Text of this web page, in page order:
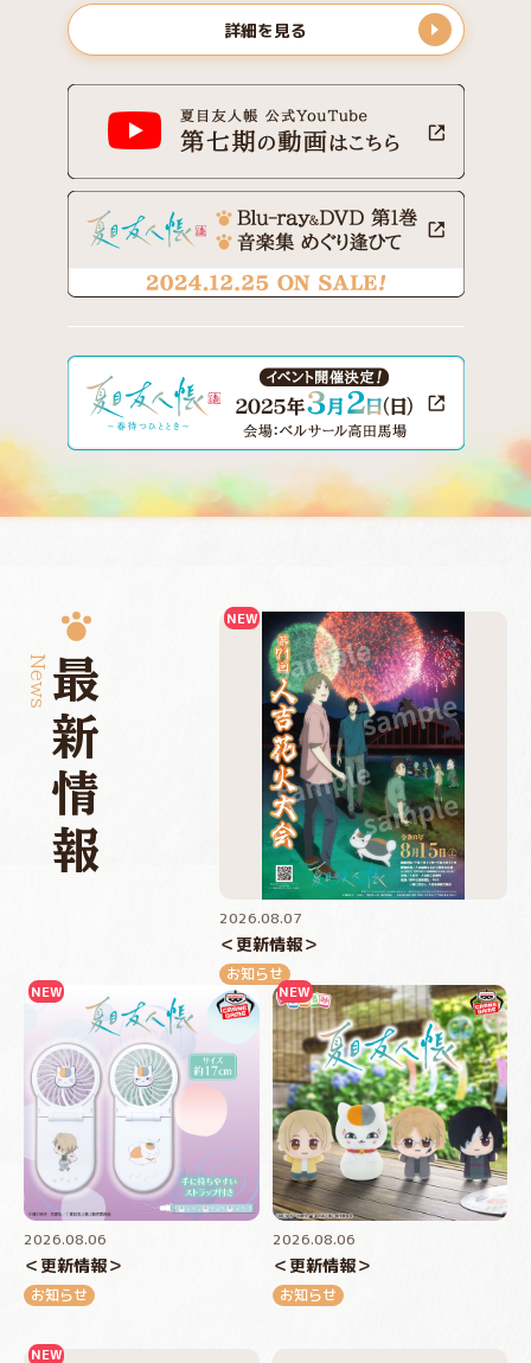
詳細を見る
News最新情報
2026.08.07
＜更新情報＞
お知らせ
2026.08.06
＜更新情報＞
お知らせ
2026.08.06
＜更新情報＞
お知らせ